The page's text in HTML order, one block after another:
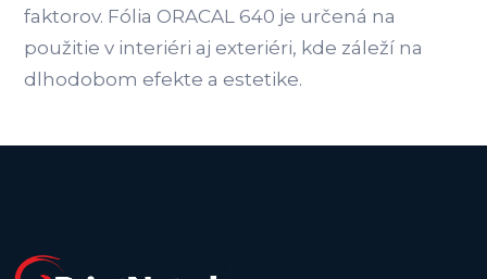
faktorov. Fólia ORACAL 640 je určená na
použitie v interiéri aj exteriéri, kde záleží na
dlhodobom efekte a estetike.